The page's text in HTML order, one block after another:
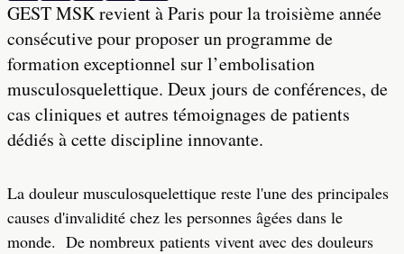
GEST MSK revient à Paris pour la troisième année
consécutive pour proposer un programme de
formation exceptionnel sur l’embolisation
musculosquelettique. Deux jours de conférences, de
cas cliniques et autres témoignages de patients
dédiés à cette discipline innovante.
La douleur musculosquelettique reste l'une des principales
causes d'invalidité chez les personnes âgées dans le
monde. De nombreux patients vivent avec des douleurs